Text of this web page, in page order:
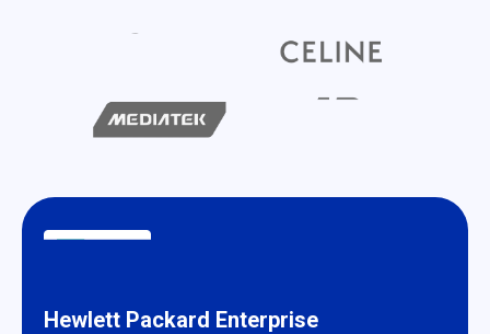
Hewlett Packard Enterprise